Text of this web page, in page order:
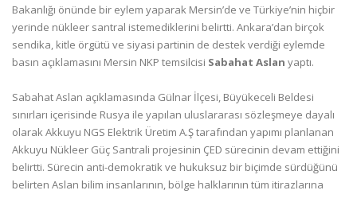
Bakanlığı önünde bir eylem yaparak Mersin’de ve Türkiye’nin hiçbir
yerinde nükleer santral istemediklerini belirtti. Ankara’dan birçok
sendika, kitle örgütü ve siyasi partinin de destek verdiği eylemde
basın açıklamasını Mersin NKP temsilcisi Sabahat Aslan yaptı.
Sabahat Aslan açıklamasında Gülnar İlçesi, Büyükeceli Beldesi
sınırları içerisinde Rusya ile yapılan uluslararası sözleşmeye dayalı
olarak Akkuyu NGS Elektrik Üretim A.Ş tarafından yapımı planlanan
Akkuyu Nükleer Güç Santrali projesinin ÇED sürecinin devam ettiğini
belirtti. Sürecin anti-demokratik ve hukuksuz bir biçimde sürdüğünü
belirten Aslan bilim insanlarının, bölge halklarının tüm itirazlarına